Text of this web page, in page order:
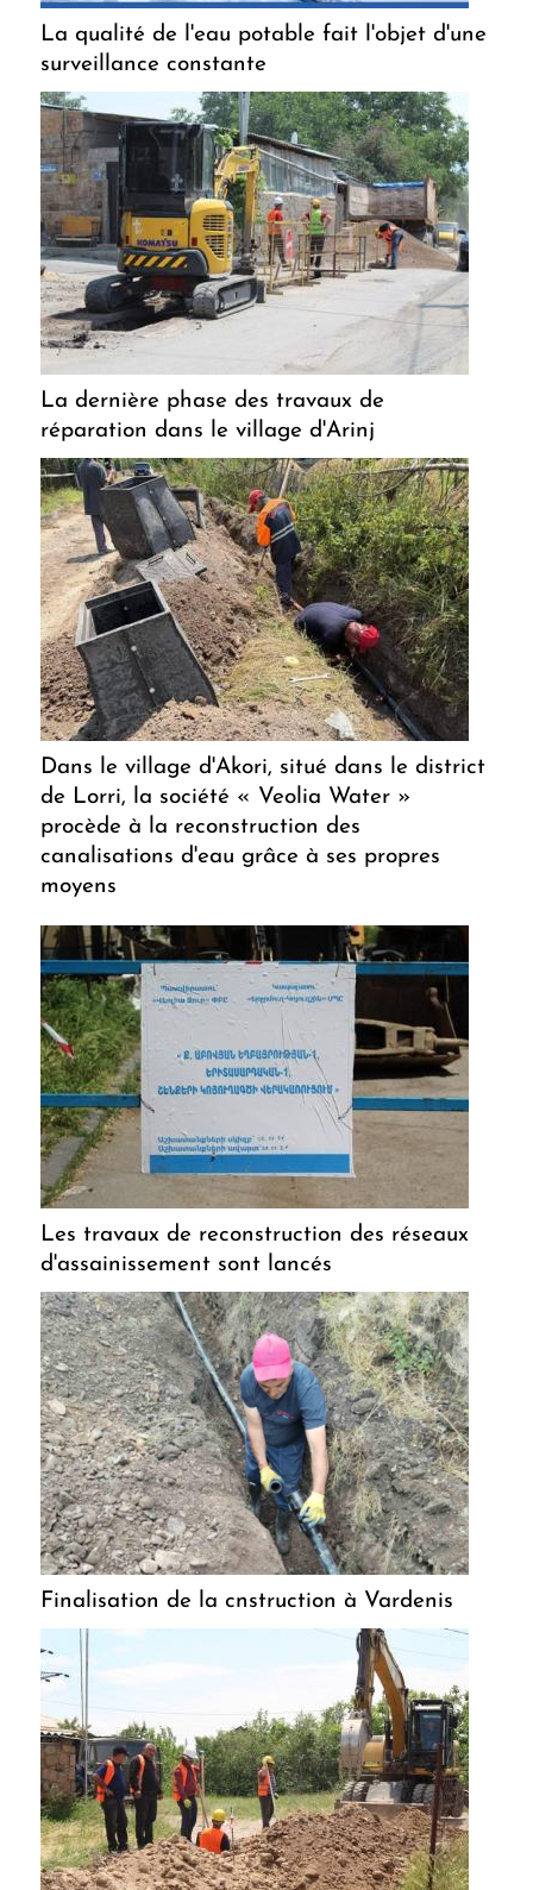
La qualité de l'eau potable fait l'objet d'une
surveillance constante
La dernière phase des travaux de
réparation dans le village d'Arinj
Dans le village d'Akori, situé dans le district
de Lorri, la société « Veolia Water »
procède à la reconstruction des
canalisations d'eau grâce à ses propres
moyens
Les travaux de reconstruction des réseaux
d'assainissement sont lancés
Finalisation de la cnstruction à Vardenis